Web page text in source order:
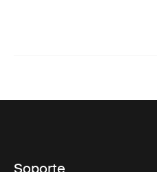
Soporte